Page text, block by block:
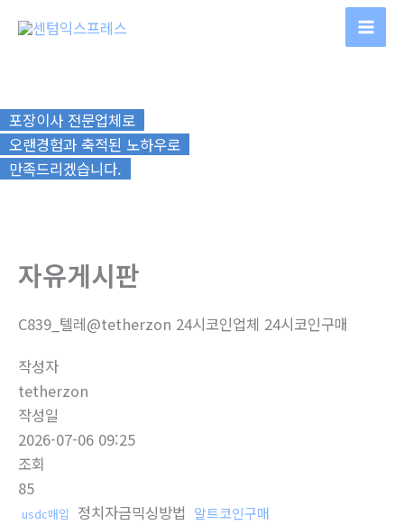
건
너
뛰
기
포장이사 전문업체로
오랜경험과 축적된 노하우로
만족드리겠습니다.
자유게시판
C839_텔레@tetherzon 24시코인업체 24시코인구매
작성자
tetherzon
작성일
2026-07-06 09:25
조회
85
usdc매입 정치자금믹싱방법 알트코인구매